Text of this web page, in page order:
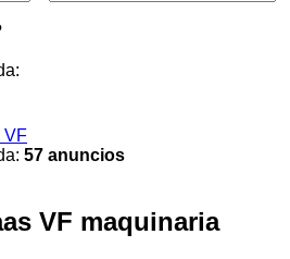
VF
57 anuncios
VF maquinaria